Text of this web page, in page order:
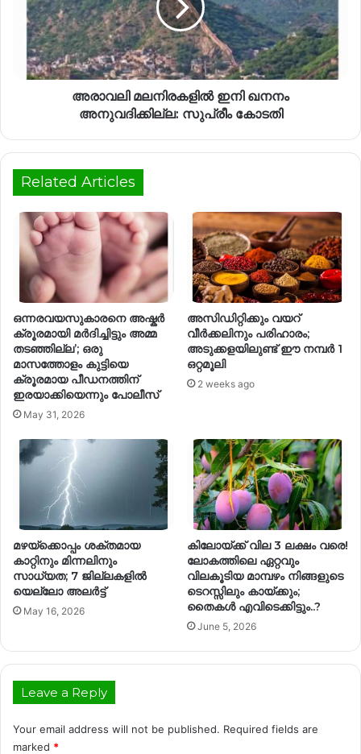
അരാവലി മലനിരകളിൽ ഇനി ഖനനം
അനുവദിക്കില്ല: സുപ്രീം കോടതി
Related Articles
ഒന്നരവയസുകാരനെ അഷ്കർ
ക്രൂരമായി മർദിച്ചിട്ടും അമ്മ
തടഞ്ഞില്ല’; ഒരു
മാസത്തോളം കുട്ടിയെ
ക്രൂരമായ പീഡനത്തിന്
ഇരയാക്കിയെന്നും പോലീസ്
May 31, 2026
അസിഡിറ്റിക്കും വയറ്
വീര്‍ക്കലിനും പരിഹാരം;
അടുക്കളയിലുണ്ട് ഈ നമ്പര്‍ 1
ഒറ്റമൂലി
2 weeks ago
മഴയ്‌ക്കൊപ്പം ശക്തമായ
കാറ്റിനും മിന്നലിനും
സാധ്യത; 7 ജില്ലകളിൽ
യെല്ലോ അലർട്ട്
May 16, 2026
കിലോയ്ക്ക് വില 3 ലക്ഷം വരെ!
ലോകത്തിലെ ഏറ്റവും
വിലകൂടിയ മാമ്പഴം നിങ്ങളുടെ
ടെറസ്സിലും കായ്ക്കും;
തൈകൾ എവിടെക്കിട്ടും..?
June 5, 2026
Leave a Reply
Your email address will not be published. Required fields are
marked *